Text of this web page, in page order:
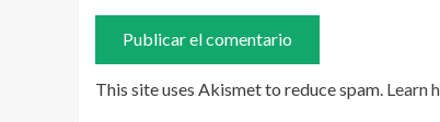
This site uses Akismet to reduce spam. Learn